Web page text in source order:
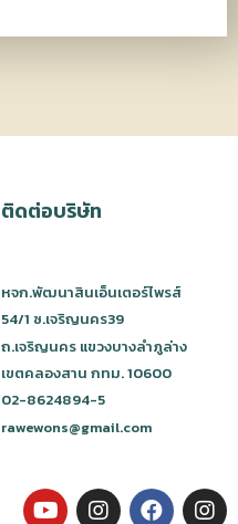
ติดต่อบริษัท
หจก.พัฒนาสินเอ็นเตอร์ไพรส์
54/1 ซ.เจริญนคร39
ถ.เจริญนคร แขวงบางลำภูล่าง
เขตคลองสาน กทม. 10600
02-8624894-5
rawewons@gmail.com